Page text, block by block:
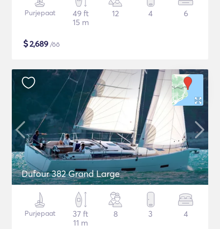
Purjepaat
49 ft
15 m
12 4 6
$2,689 /öö
Dufour 382 Grand Large
Purjepaat
37 ft
11 m
8 3 4